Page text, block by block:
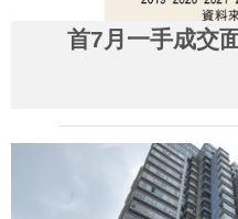
首7月一手成交